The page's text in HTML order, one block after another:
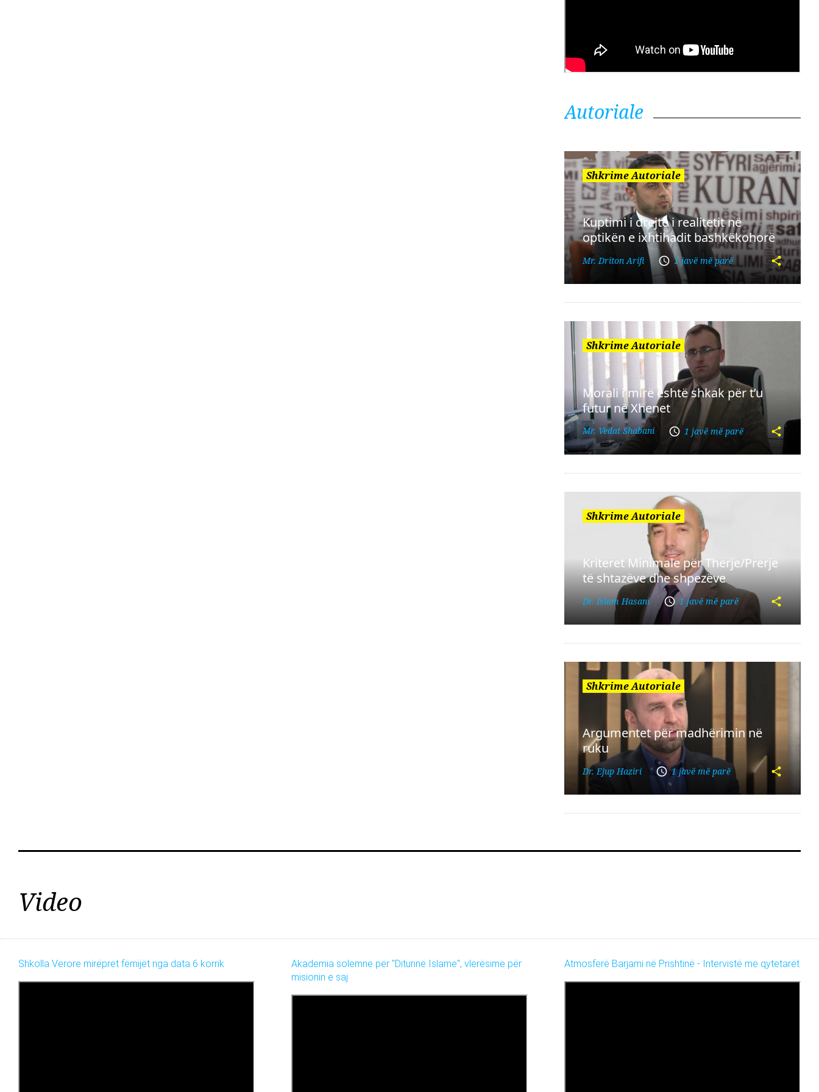
Autoriale
Shkrime Autoriale
Kuptimi i drejtë i realitetit në
optikën e ixhtihadit bashkëkohorë
Mr. Driton Arifi 1 javë më parë
Shkrime Autoriale
Morali i mirë është shkak për t’u
futur në Xhenet
Mr. Vedat Shabani 1 javë më parë
Shkrime Autoriale
Kriteret Minimale për Therje/Prerje
të shtazëve dhe shpezëve
Dr. Islam Hasani 1 javë më parë
Shkrime Autoriale
Argumentet për madhërimin në
ruku
Dr. Ejup Haziri 1 javë më parë
Video
Shkolla Verore mirëpret fëmijët nga data 6 korrik
Akademia solemne për "Diturinë Islame", vlerësime për
misionin e saj
Atmosferë Barjami në Prishtinë - Intervistë me qytetarët